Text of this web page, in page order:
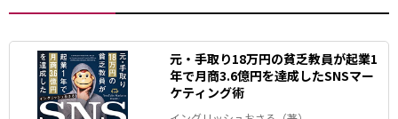
元・手取り18万円の貧乏教員が起業1
年で月商3.6億円を達成したSNSマー
ケティング術